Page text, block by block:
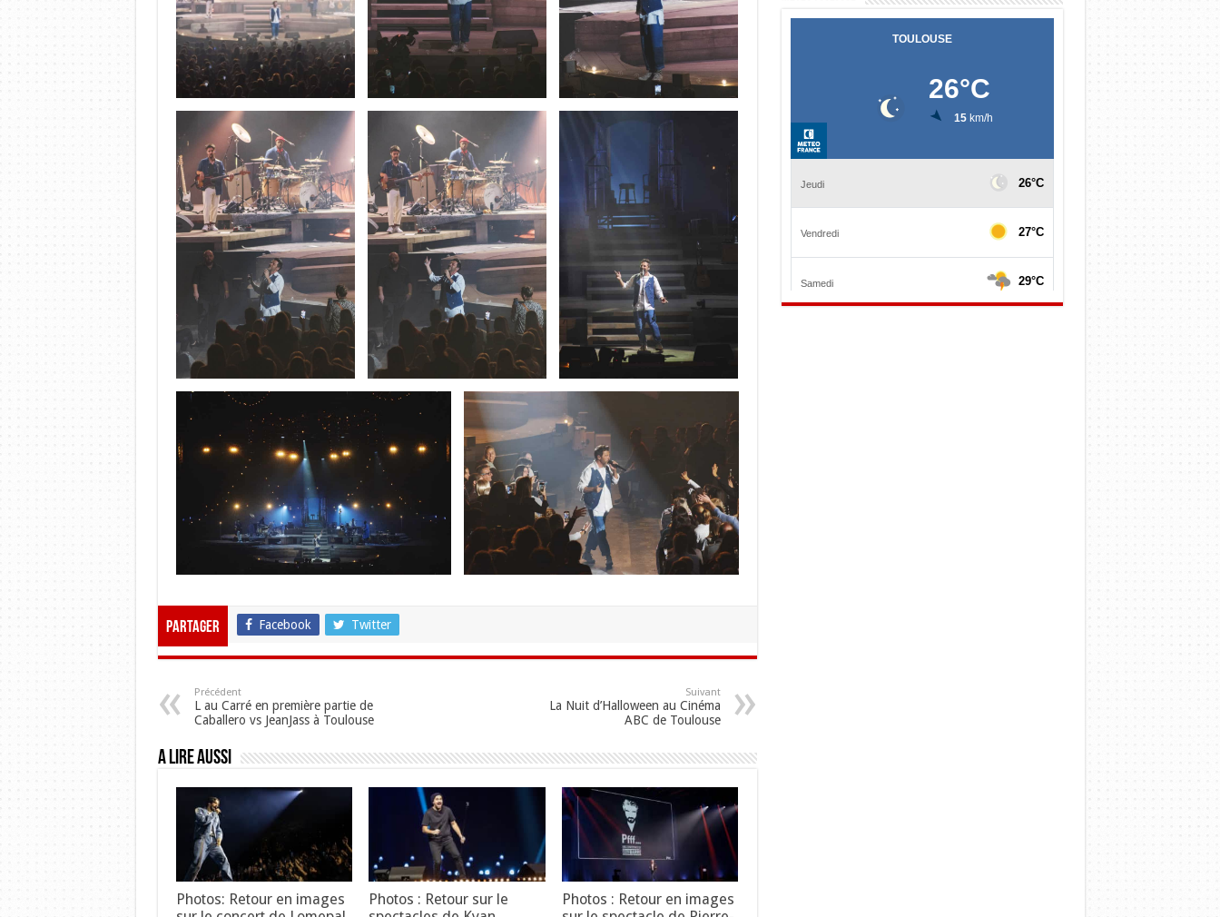
Partager Facebook Twitter
Précédent
L au Carré en première partie de
Caballero vs JeanJass à Toulouse
Suivant
La Nuit d’Halloween au Cinéma
ABC de Toulouse
A lire aussi
Photos: Retour en images
Photos : Retour sur le
Photos : Retour en images